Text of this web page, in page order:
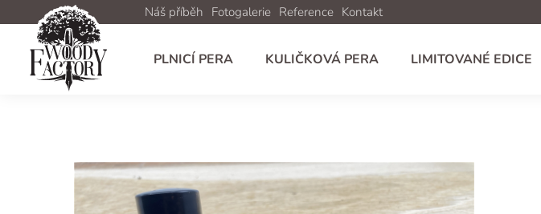
Náš příběh Fotogalerie Reference Kontakt
PLNICÍ PERA KULIČKOVÁ PERA LIMITOVANÉ EDICE